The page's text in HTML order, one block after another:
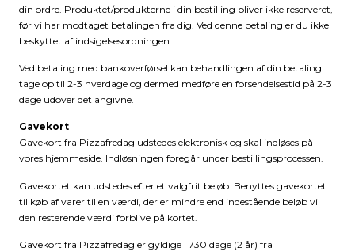
din ordre. Produktet/produkterne i din bestilling bliver ikke reserveret,
før vi har modtaget betalingen fra dig. Ved denne betaling er du ikke
beskyttet af indsigelsesordningen.
Ved betaling med bankoverførsel kan behandlingen af din betaling
tage op til 2-3 hverdage og dermed medføre en forsendelsestid på 2-3
dage udover det angivne.
Gavekort
Gavekort fra Pizzafredag udstedes elektronisk og skal indløses på
vores hjemmeside. Indløsningen foregår under bestillingsprocessen.
Gavekortet kan udstedes efter et valgfrit beløb. Benyttes gavekortet
til køb af varer til en værdi, der er mindre end indestående beløb vil
den resterende værdi forblive på kortet.
Gavekort fra Pizzafredag er gyldige i 730 dage (2 år) fra